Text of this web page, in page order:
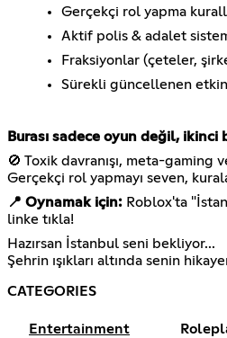
Gerçekçi rol yapma
Aktif polis & adalet
Fraksiyonlar (çeteler,
Sürekli güncellenen
Burası sadece oyun değil, ikinci
🚫 Toxik davranışı, meta-gaming
Gerçekçi rol yapmayı seven,
📍 Oynamak için: Roblox'ta
linke tıkla!
Hazırsan İstanbul seni bekliyor...
Şehrin ışıkları altında senin
CATEGORIES
Entertainment